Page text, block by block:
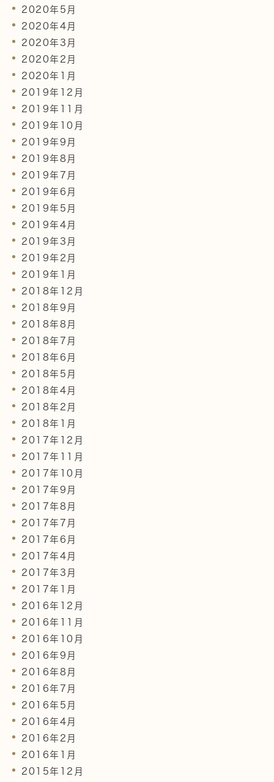
2020年5月
2020年4月
2020年3月
2020年2月
2020年1月
2019年12月
2019年11月
2019年10月
2019年9月
2019年8月
2019年7月
2019年6月
2019年5月
2019年4月
2019年3月
2019年2月
2019年1月
2018年12月
2018年9月
2018年8月
2018年7月
2018年6月
2018年5月
2018年4月
2018年2月
2018年1月
2017年12月
2017年11月
2017年10月
2017年9月
2017年8月
2017年7月
2017年6月
2017年4月
2017年3月
2017年1月
2016年12月
2016年11月
2016年10月
2016年9月
2016年8月
2016年7月
2016年5月
2016年4月
2016年2月
2016年1月
2015年12月